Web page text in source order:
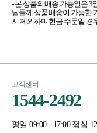
- 본 상품의 배송 가능일은 3
님들께 상품 배송이 가능한
시 제외하며 현금 주문일 경
고객센터
1544-2492
평일 09:00 - 17:00 점심